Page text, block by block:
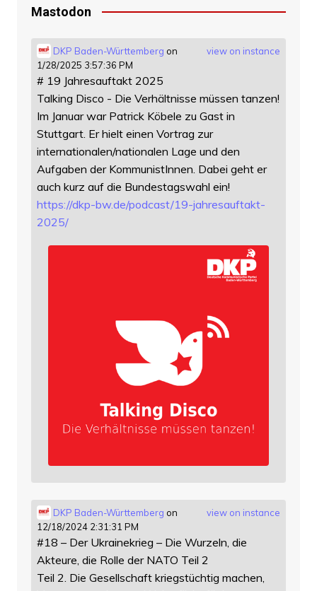
Mastodon
view on instance
DKP Baden-Württemberg on
1/28/2025 3:57:36 PM
# 19 Jahresauftakt 2025
Talking Disco - Die Verhältnisse müssen tanzen!
Im Januar war Patrick Köbele zu Gast in
Stuttgart. Er hielt einen Vortrag zur
internationalen/nationalen Lage und den
Aufgaben der KommunistInnen. Dabei geht er
auch kurz auf die Bundestagswahl ein!
https://dkp-bw.de/podcast/19-jahresauftakt-
2025/
view on instance
DKP Baden-Württemberg on
12/18/2024 2:31:31 PM
#18 – Der Ukrainekrieg – Die Wurzeln, die
Akteure, die Rolle der NATO Teil 2
Teil 2. Die Gesellschaft kriegstüchtig machen,